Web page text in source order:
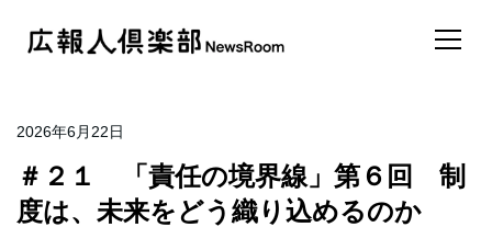
2026年6月22日
＃２１ 「責任の境界線」第６回 制
度は、未来をどう織り込めるのか